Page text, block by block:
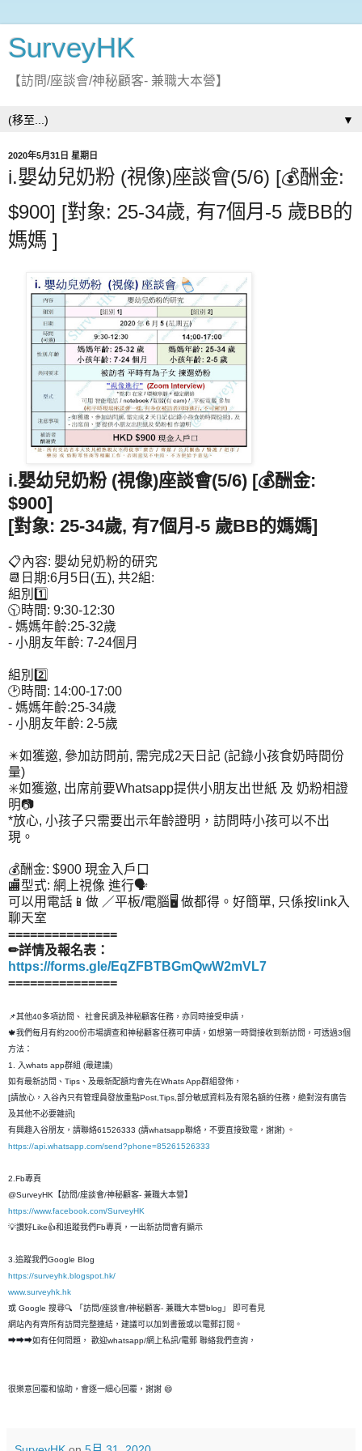
SurveyHK
【訪問/座談會/神秘顧客- 兼職大本營】
▼
2020年5月31日 星期日
i.嬰幼兒奶粉 (視像)座談會(5/6) [💰酬金:
$900] [對象: 25-34歲, 有7個月-5 歲BB的
媽媽 ]
i.嬰幼兒奶粉 (視像)座談會(5/6) [💰酬金:
$900]
[對象: 25-34歲, 有7個月-5 歲BB的媽媽]
📋內容: 嬰幼兒奶粉的研究
📆日期:6月5日(五), 共2組:
組別1️⃣
🕥時間: 9:30-12:30
- 媽媽年齡:25-32歲
- 小朋友年齡: 7-24個月
組別2️⃣
🕑時間: 14:00-17:00
- 媽媽年齡:25-34歲
- 小朋友年齡: 2-5歲
✴️如獲邀, 參加訪問前, 需完成2天日記 (記錄小孩食奶時間份
量)
✳️如獲邀, 出席前要Whatsapp提供小朋友出世紙 及 奶粉相證
明📷
*放心, 小孩子只需要出示年齡證明，訪問時小孩可以不出
現。
💰酬金: $900 現金入戶口
🏬型式: 網上視像 進行🗣️
可以用電話📱做 ／平板/電腦🖥️ 做都得。好簡單, 只係按link入
聊天室
===============
✏詳情及報名表：
https://forms.gle/EqZFBTBGmQwW2mVL7
===============
📌其他40多項訪問、 社會民調及神秘顧客任務，亦同時接受申請，
🍁我們每月有約200份市場調查和神秘顧客任務可申請，如想第一時間接收到新訪問，可透過3個
方法：
1. 入whats app群組 (最建議)
如有最新訪問、Tips、及最新配額均會先在Whats App群組發佈，
[請放心，入谷內只有管理員發放重點Post,Tips,部分敏感資料及有限名額的任務，絶對沒有廣告
及其他不必要雜訊]
有興趣入谷朋友，請聯絡61526333 (請whatsapp聯絡，不要直接致電，謝謝) 。
https://api.whatsapp.com/send?phone=85261526333
2.Fb專頁
@SurveyHK【訪問/座談會/神秘顧客- 兼職大本營】
https://www.facebook.com/SurveyHK
💡讚好Like👍和追蹤我們Fb專頁，一出新訪問會有顯示
3.追蹤我們Google Blog
https://surveyhk.blogspot.hk/
www.surveyhk.hk
或 Google 搜尋🔍 「訪問/座談會/神秘顧客- 兼職大本營blog」 即可看見
網站內有齊所有訪問完整連結，建議可以加到書籤或以電郵訂閱。
➡➡➡如有任何問題， 歡迎whatsapp/網上私訊/電郵 聯絡我們查詢，
很樂意回覆和恊助，會逐一細心回覆，謝謝 😄